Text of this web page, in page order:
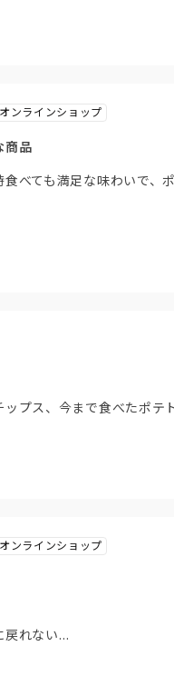
ンラインショップ
商品
べても満足な味わいで、
プス、今まで食べたポテ
ンラインショップ
戻れない…